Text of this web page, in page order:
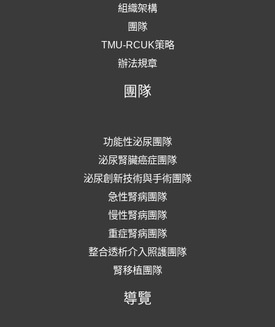
組織架構
團隊
TMU-RCUK策略
辦法規章
團隊
功能性泌尿團隊
泌尿腎臟癌症團隊
泌尿創新技術與手術團隊
急性腎病團隊
慢性腎病團隊
重症腎病團隊
整合透析介入照護團隊
腎移植團隊
導覽